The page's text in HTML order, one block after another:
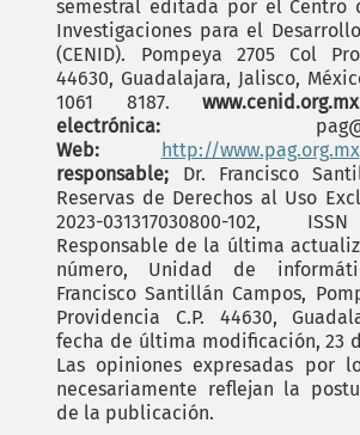
semestral editada por el Centro
Investigaciones para el
(CENID). Pompeya 2705 Col
44630, Guadalajara, Jalisco,
1061 8187.www.cenid.org.mx
electrónica:
Web:
http://www.pag.org.mx
responsable; Dr. Francisco
Reservas de Derechos al Uso
2023-031317030800-102,
Responsable de la última
número, Unidad de
Francisco Santillán Campos,
Providencia C.P. 44630,
fecha de última modificación, 23
Las opiniones expresadas por
necesariamente reflejan la
de la publicación.